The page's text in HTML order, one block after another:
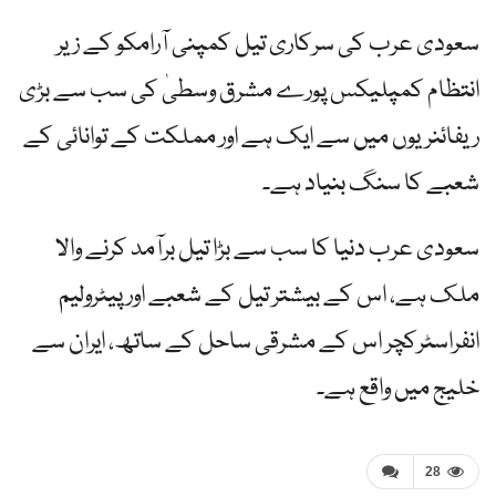
سعودی عرب کی سرکاری تیل کمپنی آرامکو کے زیر
انتظام کمپلیکس پورے مشرق وسطیٰ کی سب سے بڑی
ریفائنریوں میں سے ایک ہے اور مملکت کے توانائی کے
شعبے کا سنگ بنیاد ہے۔
سعودی عرب دنیا کا سب سے بڑا تیل برآمد کرنے والا
ملک ہے، اس کے بیشتر تیل کے شعبے اور پیٹرولیم
انفراسٹرکچر اس کے مشرقی ساحل کے ساتھ، ایران سے
خلیج میں واقع ہے۔
28